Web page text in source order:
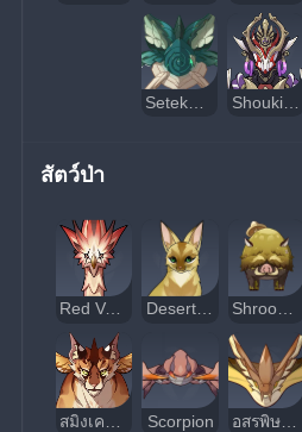
Shouki no Kami
สัตว์ป่า
Red Vulture Desert Fox Shroomboar
Scorpion